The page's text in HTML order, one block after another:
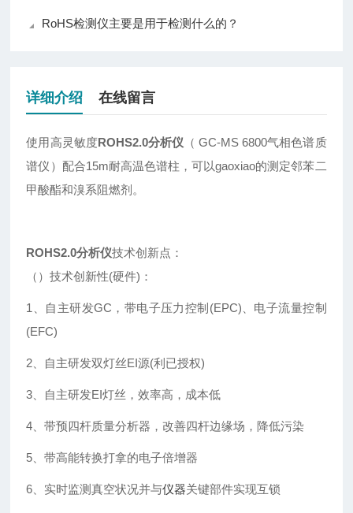
RoHS检测仪主要是用于检测什么的？
详细介绍 在线留言
使用高灵敏度ROHS2.0分析仪 （ GC-MS 6800气相色谱质
谱仪）配合15m耐高温色谱柱，可以gaoxiao的测定邻苯二
甲酸酯和溴系阻燃剂。
ROHS2.0分析仪技术创新点：
（）技术创新性(硬件)：
1、自主研发GC，带电子压力控制(EPC)、电子流量控制
(EFC)
2、自主研发双灯丝EI源(利已授权)
3、自主研发EI灯丝，效率高，成本低
4、带预四杆质量分析器，改善四杆边缘场，降低污染
5、带高能转换打拿的电子倍增器
6、实时监测真空状况并与仪器关键部件实现互锁